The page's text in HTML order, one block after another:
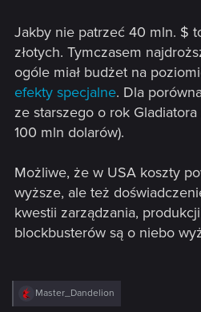
Jakby nie patrzeć 40 mln. $
złotych. Tymczasem
ogóle miał budżet na
efekty specjalne. Dla
ze starszego o rok
100 mln dolarów).
Możliwe, że w USA koszty
wyższe, ale też
kwestii zarządzania,
blockbusterów są o niebo
R
e
Master_Dandelion